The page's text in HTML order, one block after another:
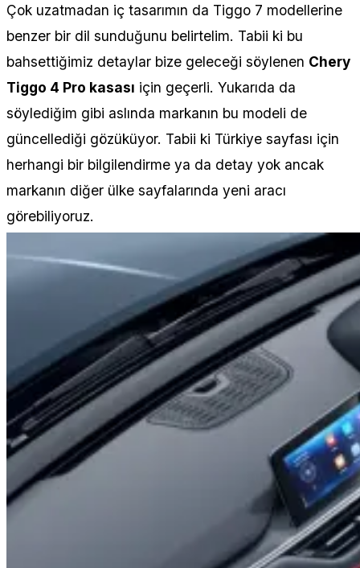
Çok uzatmadan iç tasarımın da Tiggo 7 modellerine
benzer bir dil sunduğunu belirtelim. Tabii ki bu
bahsettiğimiz detaylar bize geleceği söylenen Chery
Tiggo 4 Pro kasası için geçerli. Yukarıda da
söylediğim gibi aslında markanın bu modeli de
güncellediği gözüküyor. Tabii ki Türkiye sayfası için
herhangi bir bilgilendirme ya da detay yok ancak
markanın diğer ülke sayfalarında yeni aracı
görebiliyoruz.